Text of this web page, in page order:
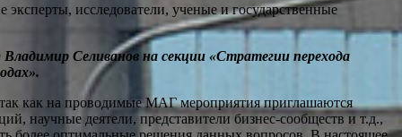
исследователи, ученые и государственные
Селиванов на секции «Стратегии перехода
как на проводимые МАГ мероприятия приглашаются
научные деятели, представители бизнес-сообществ и т.д.,